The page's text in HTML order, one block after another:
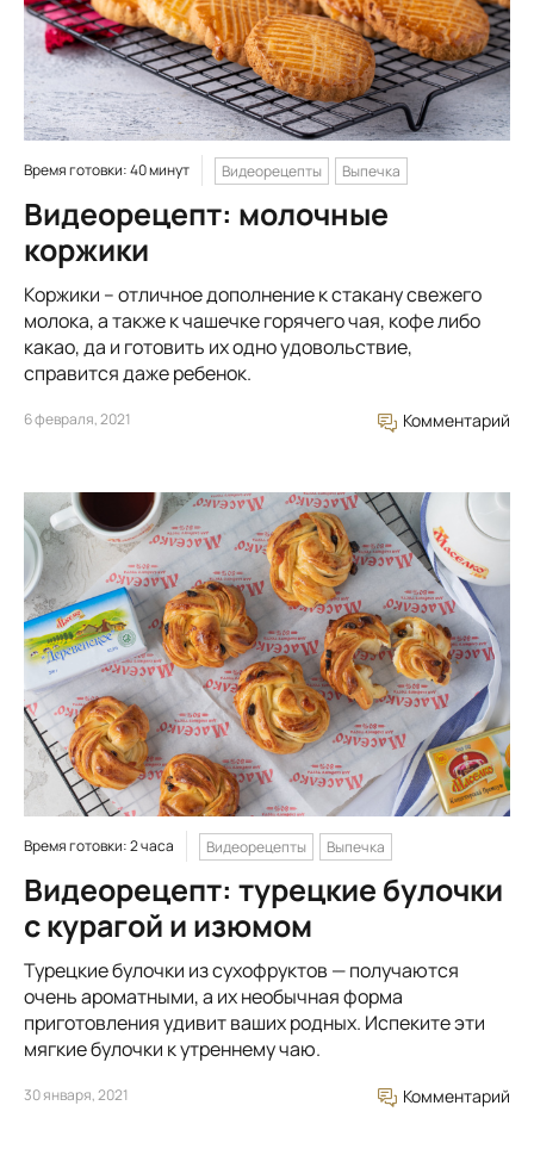
Время готовки: 40 минут Видеорецепты Выпечка
Видеорецепт: молочные
коржики
Коржики – отличное дополнение к стакану свежего
молока, а также к чашечке горячего чая, кофе либо
какао, да и готовить их одно удовольствие,
справится даже ребенок.
6 февраля, 2021 Комментарий
Время готовки: 2 часа Видеорецепты Выпечка
Видеорецепт: турецкие булочки
с курагой и изюмом
Турецкие булочки из сухофруктов — получаются
очень ароматными, а их необычная форма
приготовления удивит ваших родных. Испеките эти
мягкие булочки к утреннему чаю.
30 января, 2021 Комментарий